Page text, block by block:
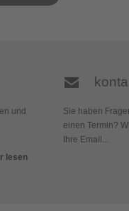
und
lesen
Sie haben
einen Termin?
Ihre Email...